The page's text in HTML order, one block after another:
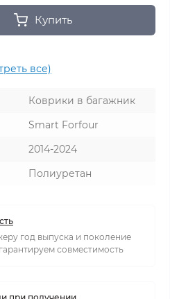
Купить
все)
Коврики в багажник
Smart Forfour
2014-2024
Полиуретан
год выпуска и поколение
совместимость